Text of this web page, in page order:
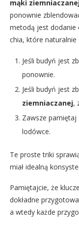
mąki
ponownie
metodą jest dodanie
chia, które naturalnie
Jeśli budyń jest
ponownie.
Jeśli budyń jest
ziemniaczanej,
Zawsze pamiętaj
lodówce.
Te proste triki
miał idealną
Pamiętajcie, że
dokładne
a wtedy każde